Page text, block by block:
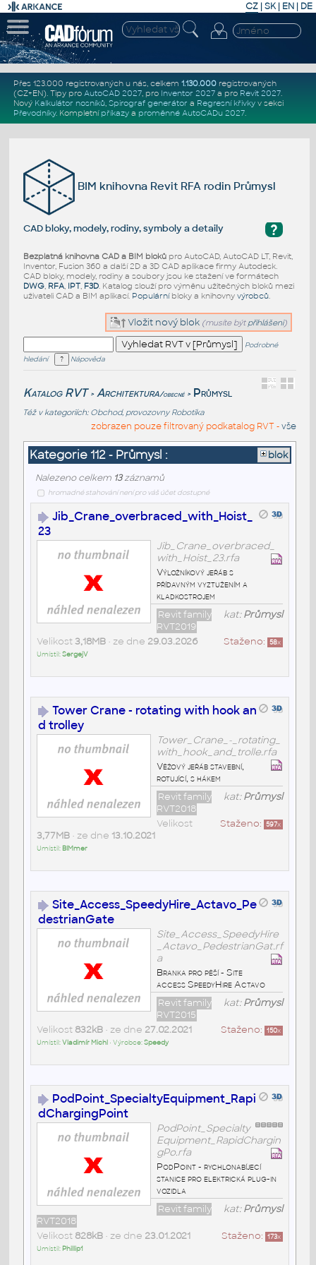
CZ | SK| EN | DE
Přes 123.000 registrovaných u nás, celkem 1.130.000registrovaných
(CZ+EN). Tipy pro AutoCAD 2027, pro Inventor 2027a pro Revit 2027.
Nový Kalkulátor nosníků, Spirograf generátor a Regresní křivkyv sekci
Převodníky. Kompletní příkazya proměnné AutoCADu 2027.
BIM knihovna Revit RFA rodin Průmysl
?
CAD bloky, modely, rodiny, symboly a detaily
Bezplatná knihovna CAD a BIM blokůpro AutoCAD, AutoCAD LT, Revit,
Inventor, Fusion 360 a další 2D a 3D CAD aplikace firmy Autodesk.
CAD bloky, modely, rodiny a soubory jsou ke stažení ve formátech
DWG, RFA, IPT, F3D. Katalog slouží pro výměnu užitečných bloků mezi
uživateli CAD a BIM aplikací. Populárníbloky a knihovny výrobců.
Vložit nový blok (musíte být přihlášeni)
Podrobné
hledání
Nápověda
Katalog RVT > Architektura/obecné > Průmysl
Též v kategoriích: Obchod, provozovny Robotika
zobrazen pouze filtrovaný podkatalog RVT -vše
Kategorie 112 - Průmysl : blok
Nalezeno celkem 13záznamů
hromadné stahování není pro váš účet dostupné
Jib_Crane_overbraced_with_Hoist_
23
Jib_Crane_overbraced_
with_Hoist_23.rfa
Výložníkový jeřáb s
přídavným vyztužením a
kladkostrojem
kat:Průmysl
Revit family
RVT2019
Staženo: 58x
Velikost3,18MB• ze dne 29.03.2026
Umístil:SergejV
Tower Crane - rotating with hook an
d trolley
Tower_Crane_-_rotating_
with_hook_and_trolle.rfa
Věžový jeřáb stavební,
rotující, s hákem
kat:Průmysl
Revit family
RVT2018
Staženo: 597x
Velikost
3,77MB• ze dne 13.10.2021
Umístil: BIMmer
Site_Access_SpeedyHire_Actavo_Pe
destrianGate
Site_Access_SpeedyHire
_Actavo_PedestrianGat.rf
a
Branka pro pěší - Site
access SpeedyHire Actavo
kat:Průmysl
Revit family
RVT2015
Staženo: 150x
Velikost 832kB• ze dne 27.02.2021
Umístil:Vladimír Michl• Výrobce:Speedy
PodPoint_SpecialtyEquipment_Rapi
dChargingPoint
PodPoint_Specialty
Equipment_RapidChargin
gPo.rfa
PodPoint - rychlonabíjecí
stanice pro elektrická plug-in
vozidla
kat:Průmysl
Revit family
RVT2018
Staženo: 173x
Velikost 828kB• ze dne 23.01.2021
Umístil: Phillip1